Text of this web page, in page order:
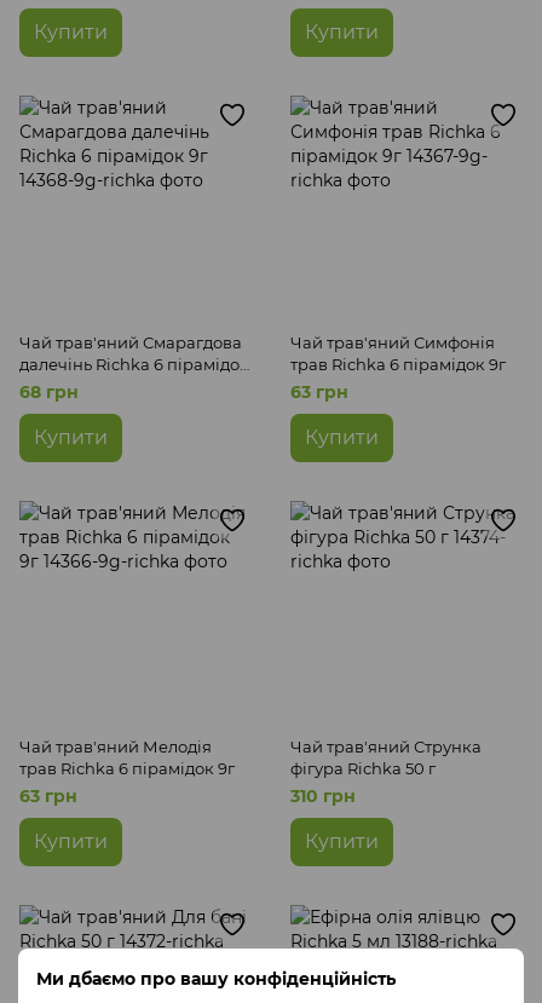
Ми дбаємо про вашу конфіденційність
Купити Купити
Чай трав'яний Смарагдова
далечінь Richka 6 пірамідок
9г
68 грн
Купити
Чай трав'яний Симфонія
трав Richka 6 пірамідок 9г
63 грн
Купити
Чай трав'яний Мелодія
трав Richka 6 пірамідок 9г
63 грн
Купити
Чай трав'яний Струнка
фігура Richka 50 г
310 грн
Купити